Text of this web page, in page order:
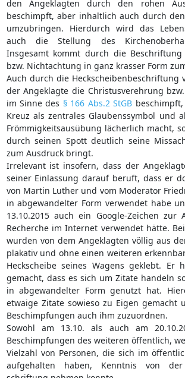
den Angeklagten durch den rohen
beschimpft, aber inhaltlich auch durch
umzubringen. Hierdurch wird das
auch die Stellung des
Insgesamt kommt durch die
bzw. Nichtachtung in ganz krasser Form
Auch durch die Heckscheibenbeschriftung
der Angeklagte die Christusverehrung
im Sinne des § 166 Abs.2 StGB
Kreuz als zentrales Glaubenssymbol und
Frömmigkeitsausübung lächerlich macht,
durch seinen Spott deutlich seine
zum Ausdruck bringt.
Irrelevant ist insofern, dass der
seiner Einlassung darauf beruft, dass er
von Martin Luther und vom Moderator
in abgewandelter Form verwendet habe
13.10.2015 auch ein Google-Zeichen zur
Recherche im Internet verwendet hätte.
wurden von dem Angeklagten völlig aus
plakativ und ohne einen weiteren
Heckscheibe seines Wagens geklebt. Er
gemacht, dass es sich um Zitate handeln
in abgewandelter Form genutzt hat.
etwaige Zitate sowieso zu Eigen gemacht
Beschimpfungen auch ihm zuzuordnen.
Sowohl am 13.10. als auch am
Beschimpfungen des weiteren öffentlich,
Vielzahl von Personen, die sich im
aufgehalten haben, Kenntnis von der